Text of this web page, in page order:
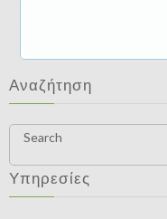
Αναζήτηση
Search
Υπηρεσίες